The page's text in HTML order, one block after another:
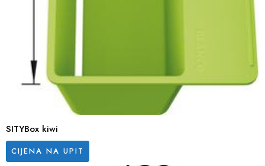
SITYBox kiwi
CIJENA NA UPIT